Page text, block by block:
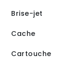
Brise-jet
Cache
Cartouche